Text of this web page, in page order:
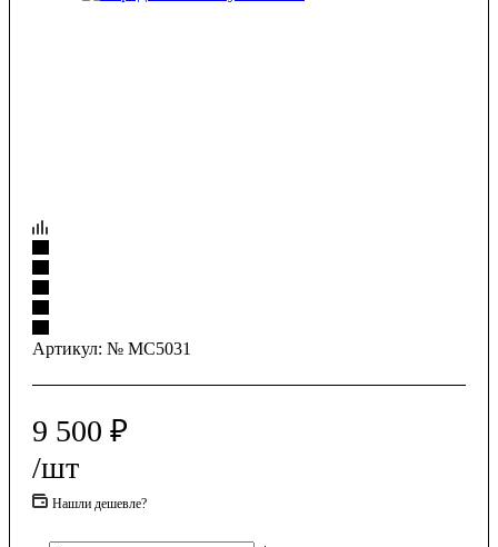
Артикул: № МС5031
9 500 ₽
/шт
Нашли дешевле?